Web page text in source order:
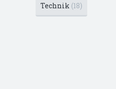
Technik (18)